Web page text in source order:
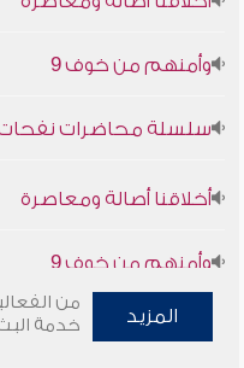
سلسلة محاضرات نفحات
المزيد
من
خدمة